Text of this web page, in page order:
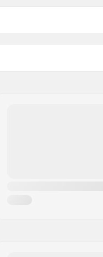
Érable de Hard Rock, Érable
Epoxyde